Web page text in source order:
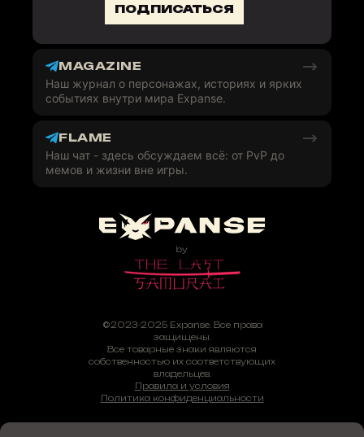
ПОДПИСАТЬСЯ
MAGAZINE
Наш журнал о персонажах, историях и ярких
событиях внутри мира Expanse.
FLAME
Наш чат - здесь обсуждаем всё: от PvP до
мемов и жизни вне игры.
©2023-2025 Expanse. Все права
защищены.
Все товарные знаки являются
собственностью их соответствующих
владельцев.
Правила и условия
Политика конфиденциальности